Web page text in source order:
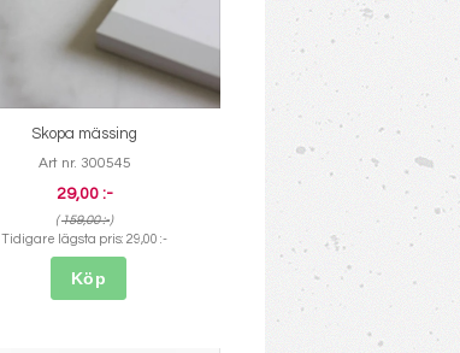
Skopa mässing
Art nr. 300545
29,00 :-
(159,00 :-)
Tidigare lägsta pris: 29,00 :-
Köp